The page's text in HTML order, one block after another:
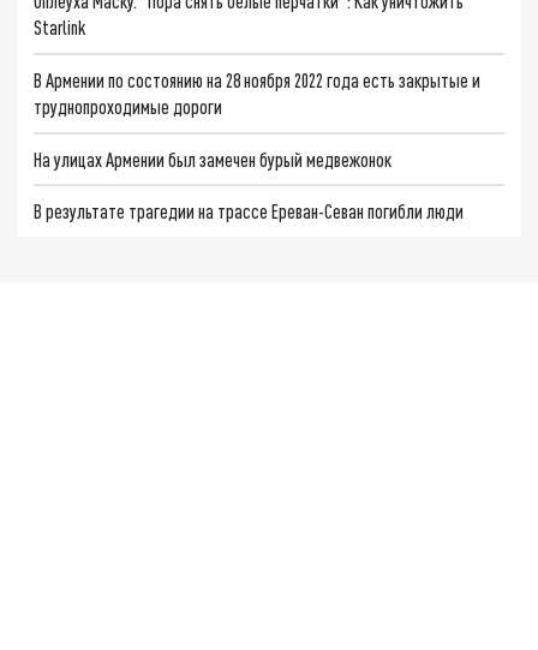
Starlink
В Армении по состоянию на 28 ноября 2022 года есть закрытые и
труднопроходимые дороги
На улицах Армении был замечен бурый медвежонок
В результате трагедии на трассе Ереван-Севан погибли люди